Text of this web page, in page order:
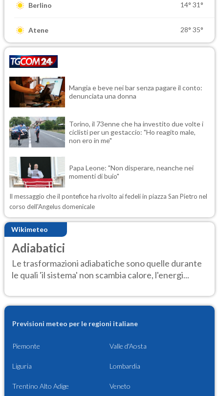
Berlino 14° 31°
Atene 28° 35°
Mangia e beve nei bar senza pagare il conto:
denunciata una donna
Torino, il 73enne che ha investito due volte i
ciclisti per un gestaccio: "Ho reagito male,
non ero in me"
Papa Leone: "Non disperare, neanche nei
momenti di buio"
Il messaggio che il pontefice ha rivolto ai fedeli in piazza San Pietro nel
corso dell'Angelus domenicale
Wikimeteo
Adiabatici
Le trasformazioni adiabatiche sono quelle durante
le quali 'il sistema' non scambia calore, l'energi...
Previsioni meteo per le regioni italiane
Piemonte Valle d'Aosta
Liguria Lombardia
Trentino Alto Adige Veneto